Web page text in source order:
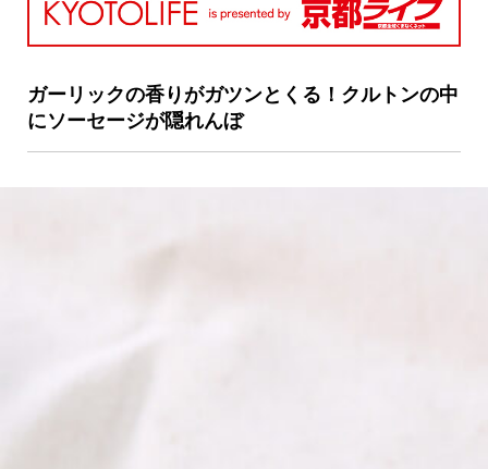
MAIN MENU
SERIES
今月の京みやげ
ガーリックの香りがガツンとくる！クルトンの中
にソーセージが隠れんぼ